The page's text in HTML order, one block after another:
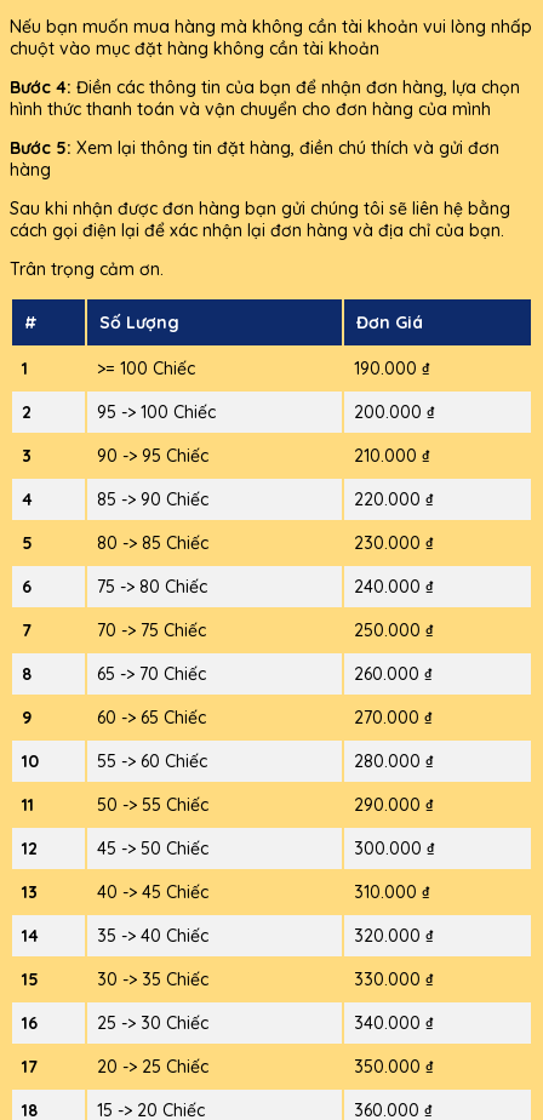
Nếu bạn muốn mua hàng mà không cần tài khoản vui lòng nhấp
chuột vào mục đặt hàng không cần tài khoản
Bước 4: Điền các thông tin của bạn để nhận đơn hàng, lựa chọn
hình thức thanh toán và vận chuyển cho đơn hàng của mình
Bước 5: Xem lại thông tin đặt hàng, điền chú thích và gửi đơn
hàng
Sau khi nhận được đơn hàng bạn gửi chúng tôi sẽ liên hệ bằng
cách gọi điện lại để xác nhận lại đơn hàng và địa chỉ của bạn.
Trân trọng cảm ơn.
# Số Lượng Đơn Giá
1 >= 100 Chiếc
190.000 ₫
2
95 -> 100 Chiếc
200.000 ₫
3
90 -> 95 Chiếc
210.000 ₫
4
85 -> 90 Chiếc
220.000 ₫
5
80 -> 85 Chiếc
230.000 ₫
6
75 -> 80 Chiếc
240.000 ₫
7
70 -> 75 Chiếc
250.000 ₫
8
65 -> 70 Chiếc
260.000 ₫
9
60 -> 65 Chiếc
270.000 ₫
10
55 -> 60 Chiếc
280.000 ₫
11
50 -> 55 Chiếc
290.000 ₫
12
45 -> 50 Chiếc
300.000 ₫
13
40 -> 45 Chiếc
310.000 ₫
14
35 -> 40 Chiếc
320.000 ₫
15
30 -> 35 Chiếc
330.000 ₫
16
25 -> 30 Chiếc
340.000 ₫
17
20 -> 25 Chiếc
350.000 ₫
18
15 -> 20 Chiếc 360.000 ₫